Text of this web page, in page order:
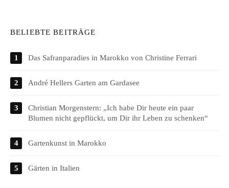
BELIEBTE BEITRÄGE
Das Safranparadies in Marokko von Christine Ferrari
André Hellers Garten am Gardasee
Christian Morgenstern: „Ich habe Dir heute ein paar
Blumen nicht gepflückt, um Dir ihr Leben zu schenken“
Gartenkunst in Marokko
Gärten in Italien